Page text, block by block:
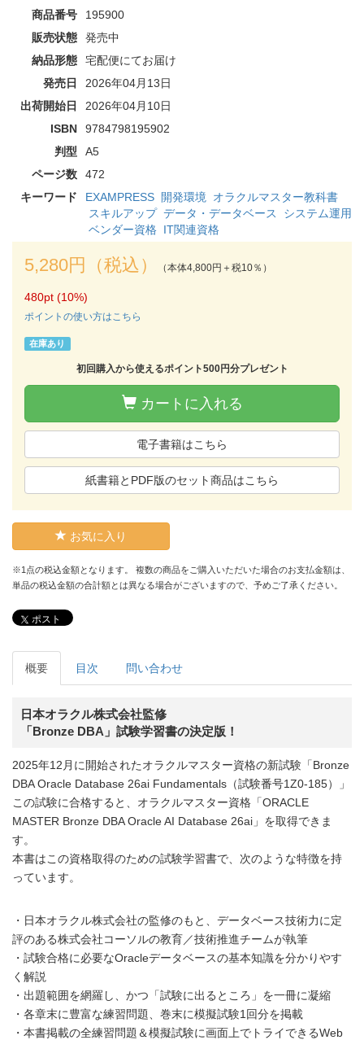
商品番号
195900
販売状態
発売中
納品形態
宅配便にてお届け
発売日
2026年04月13日
出荷開始日
2026年04月10日
ISBN
9784798195902
判型
A5
ページ数
472
キーワード
EXAMPRESS 開発環境
オラクルマスター教科書
スキルアップ データ・データベース
システム運用
ベンダー資格 IT関連資格
5,280円（税込） （本体4,800円＋税10％）
480pt (10%)
ポイントの使い方はこちら
在庫あり
初回購入から使えるポイント500円分プレゼント
カートに入れる
電子書籍はこちら
紙書籍とPDF版のセット商品はこちら
お気に入り
※1点の税込金額となります。 複数の商品をご購入いただいた場合のお支払金額は、
単品の税込金額の合計額とは異なる場合がございますので、予めご了承ください。
ポスト
概要 目次 問い合わせ
日本オラクル株式会社監修
「Bronze DBA」試験学習書の決定版！
2025年12月に開始されたオラクルマスター資格の新試験「Bronze
DBA Oracle Database 26ai Fundamentals（試験番号1Z0-185）」
この試験に合格すると、オラクルマスター資格「ORACLE
MASTER Bronze DBA Oracle AI Database 26ai」を取得できま
す。
本書はこの資格取得のための試験学習書で、次のような特徴を持
っています。
・日本オラクル株式会社の監修のもと、データベース技術力に定
評のある株式会社コーソルの教育／技術推進チームが執筆
・試験合格に必要なOracleデータベースの基本知識を分かりやす
く解説
・出題範囲を網羅し、かつ「試験に出るところ」を一冊に凝縮
・各章末に豊富な練習問題、巻末に模擬試験1回分を掲載
・本書掲載の全練習問題＆模擬試験に画面上でトライできるWeb